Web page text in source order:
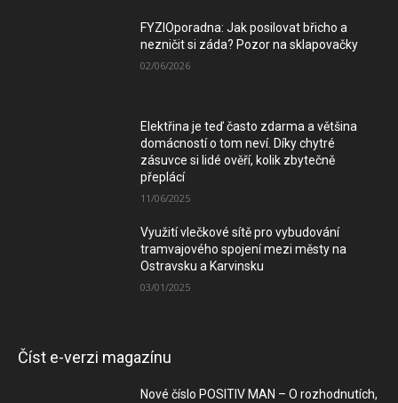
FYZIOporadna: Jak posilovat břicho a
nezničit si záda? Pozor na sklapovačky
02/06/2026
Elektřina je teď často zdarma a většina
domácností o tom neví. Díky chytré
zásuvce si lidé ověří, kolik zbytečně
přeplácí
11/06/2025
Využití vlečkové sítě pro vybudování
tramvajového spojení mezi městy na
Ostravsku a Karvinsku
03/01/2025
Číst e-verzi magazínu
Nové číslo POSITIV MAN – O rozhodnutích,